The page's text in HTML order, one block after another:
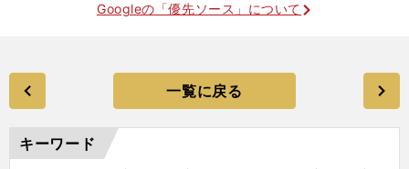
Googleの「優先ソース」について
一覧に戻る
キーワード